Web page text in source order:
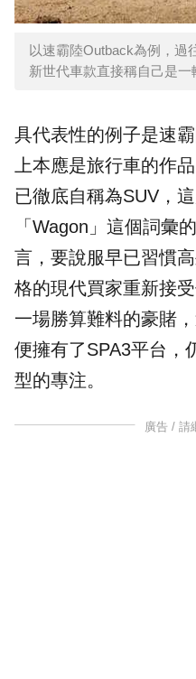
以速霸陸Outback為例，過
新世代車款直接稱自己是一
具代表性的例子是速
上本應是旅行車的作
已徹底自稱為SUV，
「Wagon」這個詞彙
言，要說服早已習慣
格的現代買家重新接
一場勝算難料的豪賭
便擁有了SPA3平台，
型的專注。
廣告 / 請